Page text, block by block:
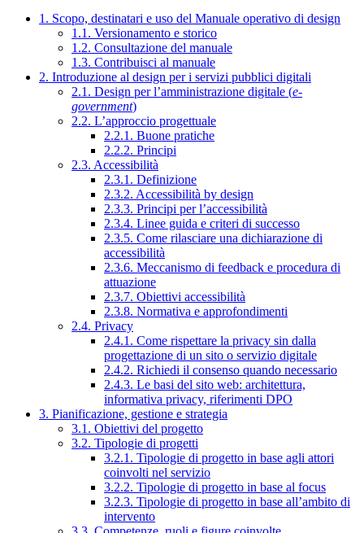
1. Scopo, destinatari e uso del Manuale operativo di design
1.1. Versionamento e storico
1.2. Consultazione del manuale
1.3. Contribuisci al manuale
2. Introduzione al design per i servizi pubblici digitali
2.1. Design per l’amministrazione digitale (e-
government)
2.2. L’approccio progettuale
2.2.1. Buone pratiche
2.2.2. Principi
2.3. Accessibilità
2.3.1. Definizione
2.3.2. Accessibilità by design
2.3.3. Principi per l’accessibilità
2.3.4. Linee guida e criteri di successo
2.3.5. Come rilasciare una dichiarazione di
accessibilità
2.3.6. Meccanismo di feedback e procedura di
attuazione
2.3.7. Obiettivi accessibilità
2.3.8. Normativa e approfondimenti
2.4. Privacy
2.4.1. Come rispettare la privacy sin dalla
progettazione di un sito o servizio digitale
2.4.2. Richiedi il consenso quando necessario
2.4.3. Le basi del sito web: architettura,
informativa privacy, riferimenti DPO
3. Pianificazione, gestione e strategia
3.1. Obiettivi del progetto
3.2. Tipologie di progetti
3.2.1. Tipologie di progetto in base agli attori
coinvolti nel servizio
3.2.2. Tipologie di progetto in base al focus
3.2.3. Tipologie di progetto in base all’ambito di
intervento